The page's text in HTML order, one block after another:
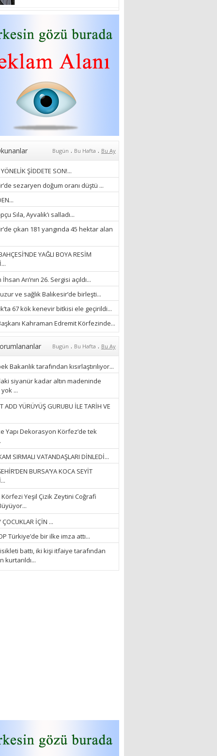
özlem arslan
Hydrafacial cilt bakımı
26/07/2022
Sibel Atam
“18 Mart Çanakkale
Zaferi” Denildiğinde Ne
Anlıyoruz?
Aleyna Gürsoy
“GELİŞ VE GİDİŞLERİN
ARASINDA...”
07/04/2026
Fatma Zehra Köseley
MUSTAFA KEMALİN
KAĞNISI
07/04/2026
Mehmet Çağ
“BEDEN VE RUH
BÜTÜNLÜĞÜ...”
18/03/2023
İlknur Solmaz Çoban
“DOĞANIN GÜLEÇ
YAĞMURLARINI
ÖZLERKEN…”
23/11/2025
“Ne çok şey oldu
unutulmaması gereken”
28/01/2024
“AKIL GÖZÜ”
Ayşegül Akay
“KURTULDUM”
28/01/2024
Bugün . Bu Hafta . Bu Ay
ŞİDDETE SON!...
sezaryen doğum oranı düştü ...
Sıla, Ayvalık’ı salladı...
çıkan 181 yangında 45 hektar alan
YAĞLI BOYA RESİM
Arı’nın 26. Sergisi açıldı...
ve sağlık Balıkesir’de birleşti...
67 kök kenevir bitkisi ele geçirildi...
Kahraman Edremit Körfezinde...
Bugün . Bu Hafta . Bu Ay
Bakanlık tarafından kısırlaştırılıyor...
siyanür kadar altın madeninde
...
ADD YÜRÜYÜŞ GURUBU İLE TARİH VE
Yapı Dekorasyon Körfez’de tek
SIRMALI VATANDAŞLARI DİNLEDİ...
BURSA’YA KOCA SEYİT
Yeşil Çizik Zeytini Coğrafi
ÇOCUKLAR İÇİN ...
Türkiye’de bir ilke imza attı...
battı, iki kişi itfaiye tarafından
kurtarıldı...